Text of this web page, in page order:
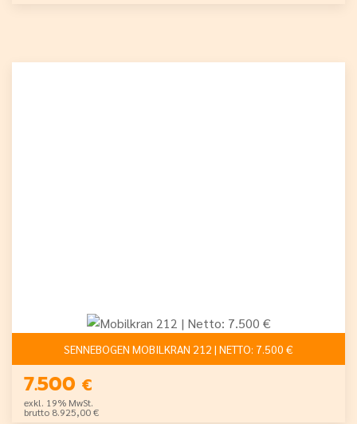
SENNEBOGEN MOBILKRAN 212 | NETTO: 7.500 €
7.500 €
exkl. 19% MwSt.
brutto 8.925,00 €